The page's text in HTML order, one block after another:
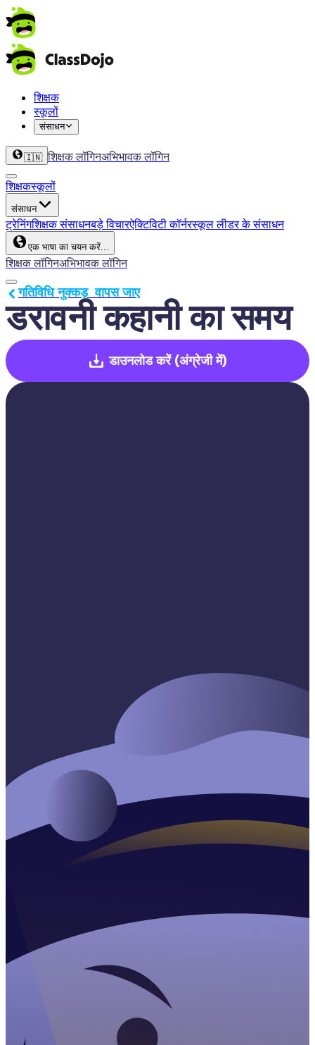
शिक्षक
स्कूलों
संसाधन
🇮🇳 शिक्षक लॉगिनअभिभावक लॉगिन
शिक्षकस्कूलों
संसाधन
ट्रेनिंगशिक्षक संसाधनबड़े विचारऐक्टिविटी कॉर्नरस्कूल लीडर के संसाधन
एक भाषा का चयन करें...
शिक्षक लॉगिनअभिभावक लॉगिन
डरावनी कहानी का समय
गतिविधि नुक्कड़  वापस जाए
डाउनलोड करें (अंग्रेजी में)